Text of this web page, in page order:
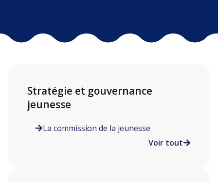
Stratégie et gouvernance
jeunesse
La commission de la jeunesse
Voir tout